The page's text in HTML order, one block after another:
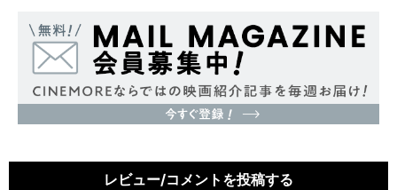
レビュー/コメントを投稿する